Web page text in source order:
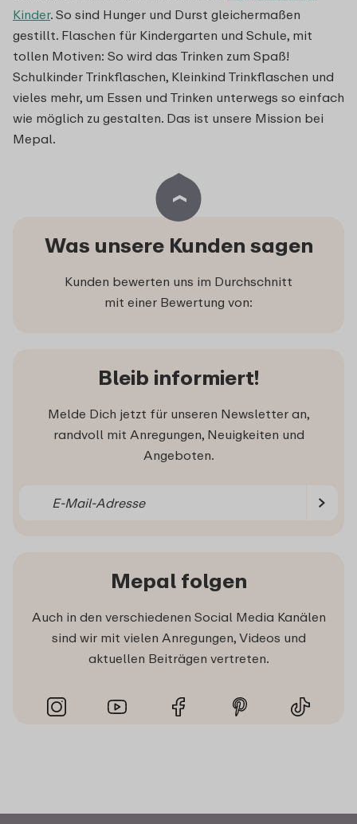
Kinder. So sind Hunger und Durst gleichermaßen
gestillt. Flaschen für Kindergarten und Schule, mit
tollen Motiven: So wird das Trinken zum Spaß!
Schulkinder Trinkflaschen, Kleinkind Trinkflaschen und
vieles mehr, um Essen und Trinken unterwegs so einfach
wie möglich zu gestalten. Das ist unsere Mission bei
Mepal.
Was unsere Kunden sagen
Kunden bewerten uns im Durchschnitt
mit einer Bewertung von:
Bleib informiert!
Melde Dich jetzt für unseren Newsletter an,
randvoll mit Anregungen, Neuigkeiten und
Angeboten.
Mepal folgen
Auch in den verschiedenen Social Media Kanälen
sind wir mit vielen Anregungen, Videos und
aktuellen Beiträgen vertreten.